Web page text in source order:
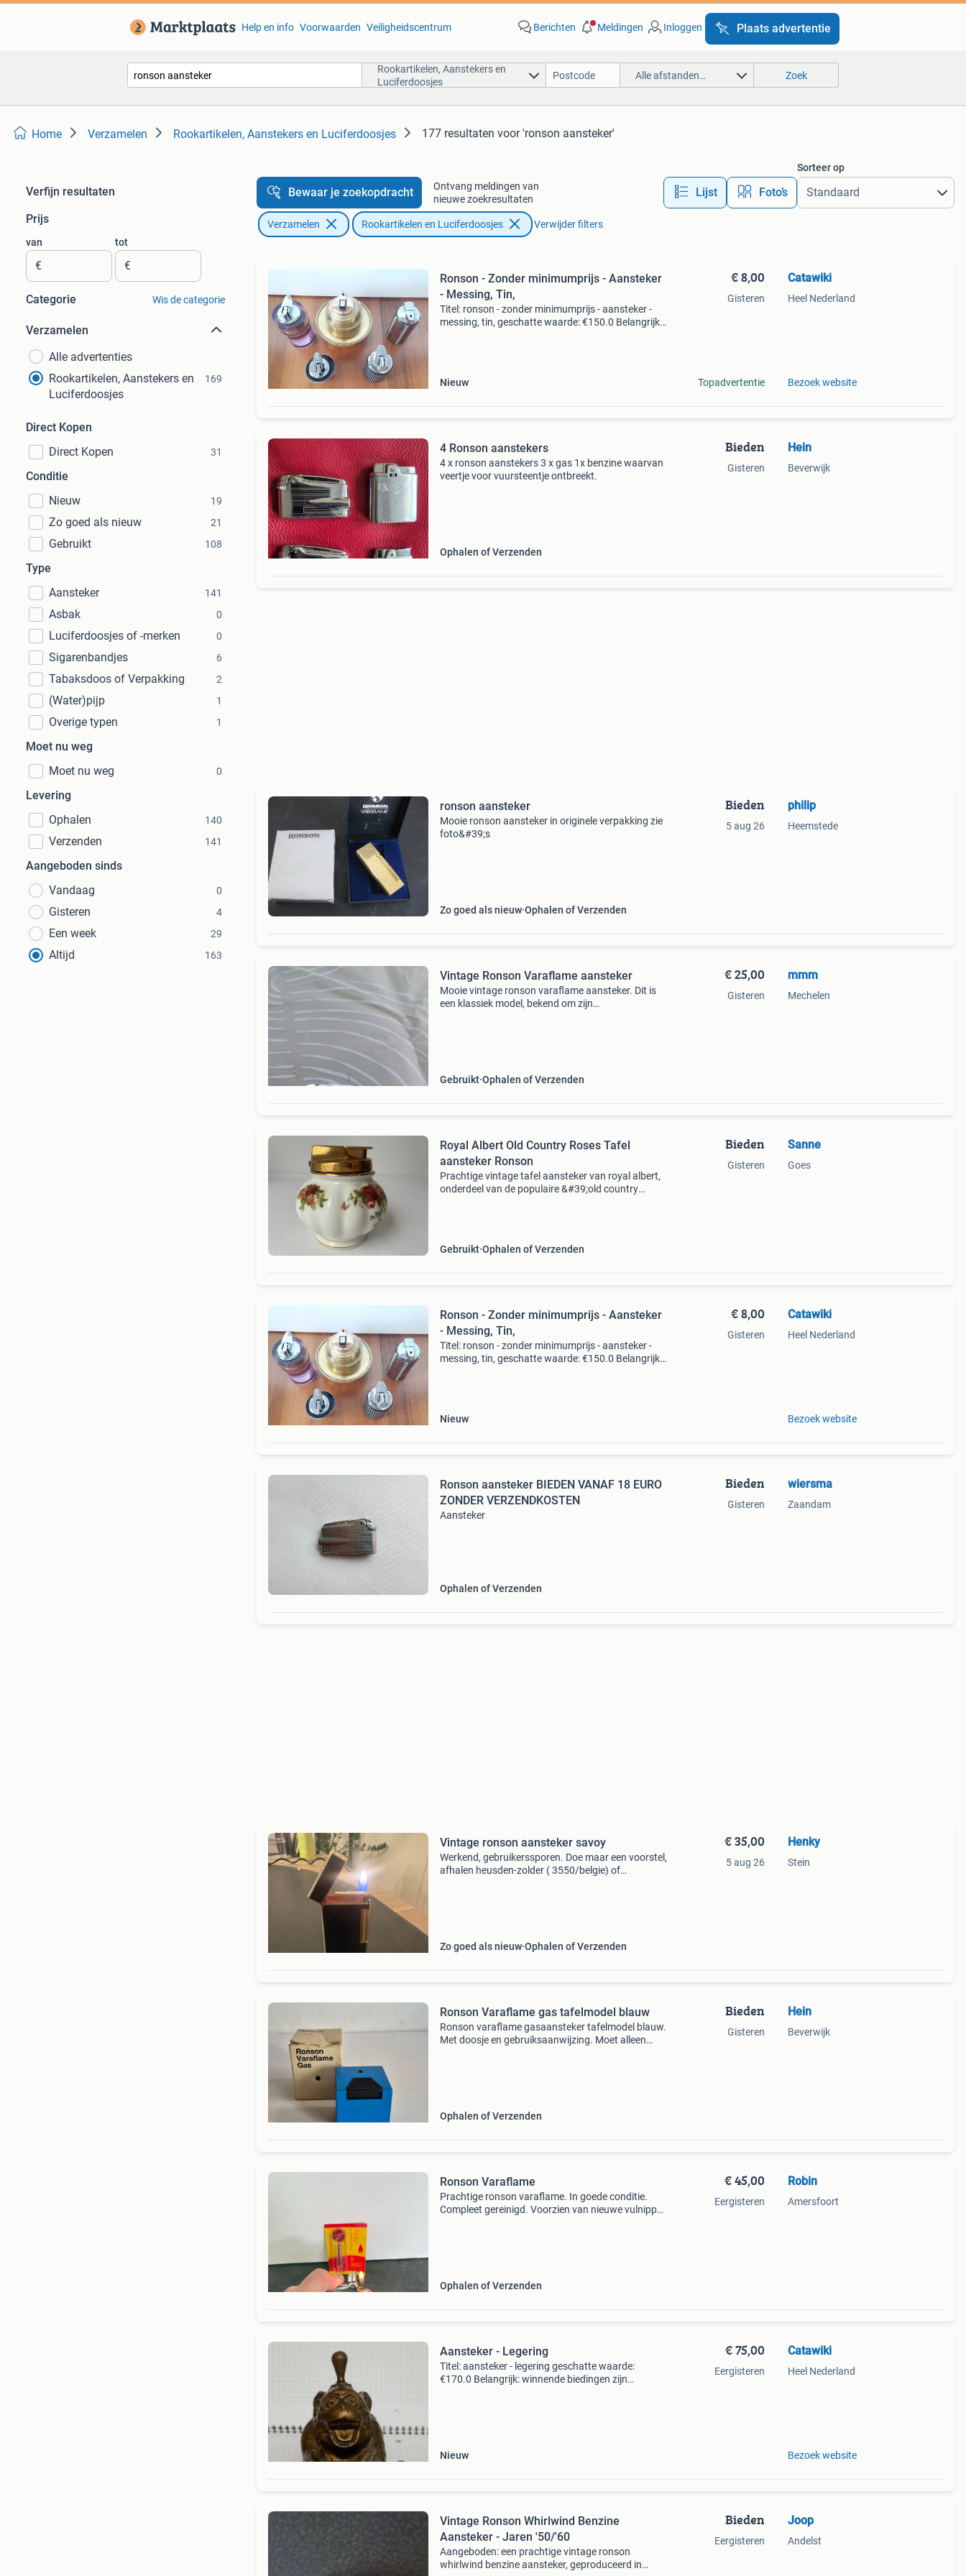
Help en info Voorwaarden Veiligheidscentrum Berichten Meldingen Inloggen Plaats advertentie
Rookartikelen, Aanstekers en
Luciferdoosjes
Alle afstanden… Zoek
Home Verzamelen Rookartikelen, Aanstekers en Luciferdoosjes 177 resultaten voor 'ronson aansteker'
Verfijn resultaten
Prijs
van
€
tot
€
Categorie Wis de categorie
Verzamelen
Alle advertenties
Rookartikelen, Aanstekers en
Luciferdoosjes
169
Direct Kopen
Direct Kopen
31
Conditie
Nieuw
19
Zo goed als nieuw 21
Gebruikt 108
Type
Aansteker
141
Asbak 0
Luciferdoosjes of -merken 0
Sigarenbandjes 6
Tabaksdoos of Verpakking 2
(Water)pijp 1
Overige typen 1
Moet nu weg
Moet nu weg
0
Levering
Ophalen
140
Verzenden 141
Aangeboden sinds
Vandaag
0
Gisteren 4
Een week 29
Altijd 163
Bewaar je zoekopdracht
Ontvang meldingen van
nieuwe zoekresultaten
Lijst Foto’s
Sorteer op
Verzamelen Rookartikelen en Luciferdoosjes Verwijder filters
Ronson - Zonder minimumprijs - Aansteker
- Messing, Tin,
Titel: ronson - zonder minimumprijs - aansteker -
messing, tin, geschatte waarde: €150.0 Belangrijk:
Nieuw
€ 8,00
Gisteren
Topadvertentie
Catawiki
Heel Nederland
Bezoek website
4 Ronson aanstekers
4 x ronson aanstekers 3 x gas 1x benzine waarvan
veertje voor vuursteentje ontbreekt.
Ophalen of Verzenden
Bieden
Gisteren
Hein
Beverwijk
ronson aansteker
Mooie ronson aansteker in originele verpakking zie
foto&#39;s
Zo goed als nieuw Ophalen of Verzenden
Bieden
5 aug 26
philip
Heemstede
Vintage Ronson Varaflame aansteker
Mooie vintage ronson varaflame aansteker. Dit is
een klassiek model, bekend om zijn
Gebruikt Ophalen of Verzenden
€ 25,00
Gisteren
mmm
Mechelen
Royal Albert Old Country Roses Tafel
aansteker Ronson
Prachtige vintage tafel aansteker van royal albert,
onderdeel van de populaire &#39;old country
Gebruikt Ophalen of Verzenden
Bieden
Gisteren
Sanne
Goes
Ronson - Zonder minimumprijs - Aansteker
- Messing, Tin,
Titel: ronson - zonder minimumprijs - aansteker -
messing, tin, geschatte waarde: €150.0 Belangrijk:
Nieuw
€ 8,00
Gisteren
Catawiki
Heel Nederland
Bezoek website
Ronson aansteker BIEDEN VANAF 18 EURO
ZONDER VERZENDKOSTEN
Aansteker
Ophalen of Verzenden
Bieden
Gisteren
wiersma
Zaandam
Vintage ronson aansteker savoy
Werkend, gebruikerssporen. Doe maar een voorstel,
afhalen heusden-zolder ( 3550/belgie) of
Zo goed als nieuw Ophalen of Verzenden
€ 35,00
5 aug 26
Henky
Stein
Ronson Varaflame gas tafelmodel blauw
Ronson varaflame gasaansteker tafelmodel blauw.
Met doosje en gebruiksaanwijzing. Moet alleen
Ophalen of Verzenden
Bieden
Gisteren
Hein
Beverwijk
Ronson Varaflame
Prachtige ronson varaflame. In goede conditie.
Compleet gereinigd. Voorzien van nieuwe vulnippel.
Ophalen of Verzenden
€ 45,00
Eergisteren
Robin
Amersfoort
Aansteker - Legering
Titel: aansteker - legering geschatte waarde:
€170.0 Belangrijk: winnende biedingen zijn
Nieuw
€ 75,00
Eergisteren
Catawiki
Heel Nederland
Bezoek website
Vintage Ronson Whirlwind Benzine
Aansteker - Jaren '50/'60
Aangeboden: een prachtige vintage ronson
whirlwind benzine aansteker, geproduceerd in
Bieden
Eergisteren
Joop
Andelst